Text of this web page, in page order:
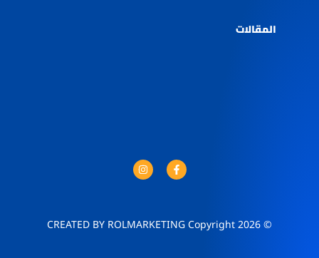
المقالات
© 2026 CREATED BY ROLMARKETING Copyright